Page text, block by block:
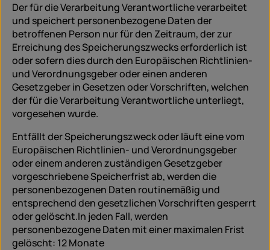
Der für die Verarbeitung Verantwortliche verarbeitet
und speichert personenbezogene Daten der
betroffenen Person nur für den Zeitraum, der zur
Erreichung des Speicherungszwecks erforderlich ist
oder sofern dies durch den Europäischen Richtlinien-
und Verordnungsgeber oder einen anderen
Gesetzgeber in Gesetzen oder Vorschriften, welchen
der für die Verarbeitung Verantwortliche unterliegt,
vorgesehen wurde.
Entfällt der Speicherungszweck oder läuft eine vom
Europäischen Richtlinien- und Verordnungsgeber
oder einem anderen zuständigen Gesetzgeber
vorgeschriebene Speicherfrist ab, werden die
personenbezogenen Daten routinemäßig und
entsprechend den gesetzlichen Vorschriften gesperrt
oder gelöscht.In jeden Fall, werden
personenbezogene Daten mit einer maximalen Frist
gelöscht: 12 Monate